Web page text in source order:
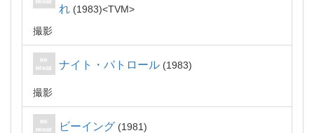
れ
1983
TVM
撮影
ナイト・パトロール 1983
撮影
ビーイング 1981